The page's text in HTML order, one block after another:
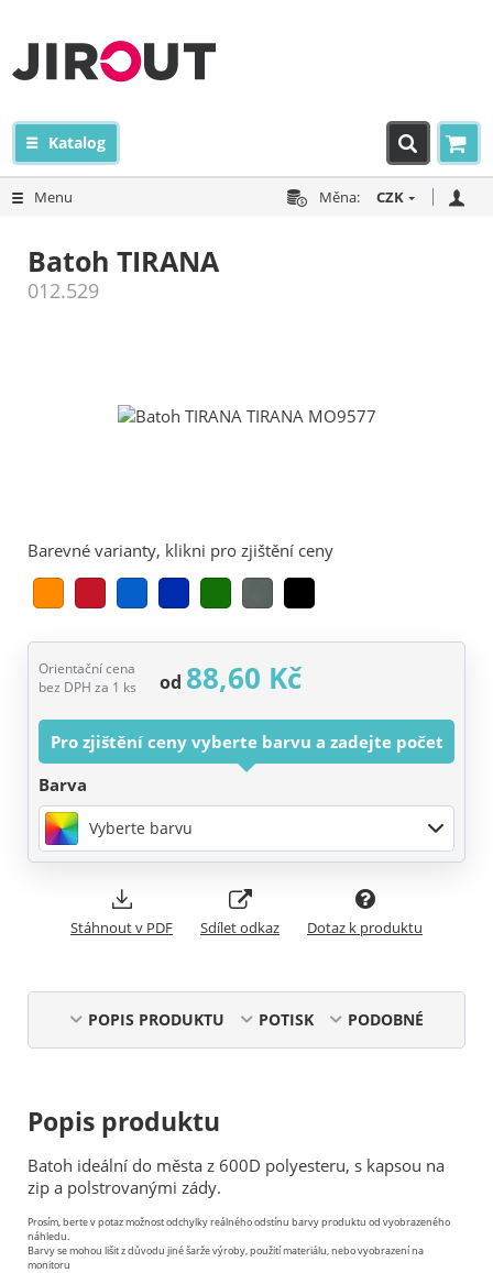
Katalog
Menu Měna: CZK
Batoh TIRANA
012.529
Barevné varianty, klikni pro zjištění ceny
Orientační cena
bez DPH za 1 ks
od 88,60 Kč
Pro zjištění ceny vyberte barvu a zadejte počet
Barva
Vyberte barvu
Stáhnout v PDF Sdílet odkaz Dotaz k produktu
POPIS PRODUKTU POTISK PODOBNÉ
Popis produktu
Batoh ideální do města z 600D polyesteru, s kapsou na
zip a polstrovanými zády.
Prosím, berte v potaz možnost odchylky reálného odstínu barvy produktu od vyobrazeného
náhledu.
Barvy se mohou lišit z důvodu jiné šarže výroby, použití materiálu, nebo vyobrazení na
monitoru